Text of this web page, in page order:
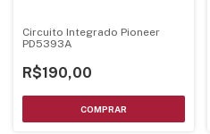
Circuito Integrado Pioneer
PD5393A
R$190,00